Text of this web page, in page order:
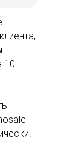
10.